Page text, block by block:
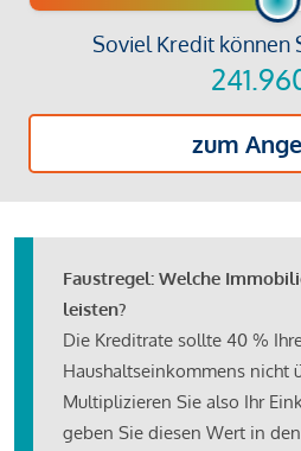
Soviel Kredit können
zum
Faustregel: Welche
leisten?
Die Kreditrate sollte 40 %
Haushaltseinkommens nicht
Multiplizieren Sie also Ihr
geben Sie diesen Wert in